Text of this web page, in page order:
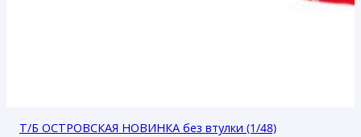
Т/Б ОСТРОВСКАЯ НОВИНКА без втулки (1/48)